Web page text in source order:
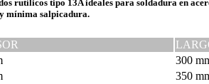
rutílicos tipo 13A ideales para soldadura en
mínima salpicadura.
300
350